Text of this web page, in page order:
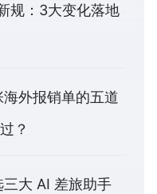
规：3大变化落地
外报销单的五道
？
大 AI 差旅助手